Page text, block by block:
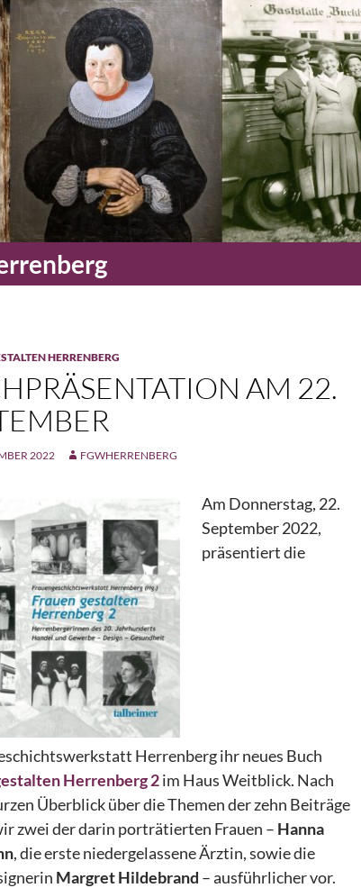
HERRENBERG
AM 22.
2022 FGWHERRENBERG
Am Donnerstag, 22.
September 2022,
präsentiert die
Herrenberg ihr neues Buch
Herrenberg 2im Haus Weitblick. Nach
Überblick über die Themen der zehn Beiträge
zwei der darin porträtierten Frauen – Hanna
, die erste niedergelassene Ärztin, sowie die
Margret Hildebrand – ausführlicher vor.